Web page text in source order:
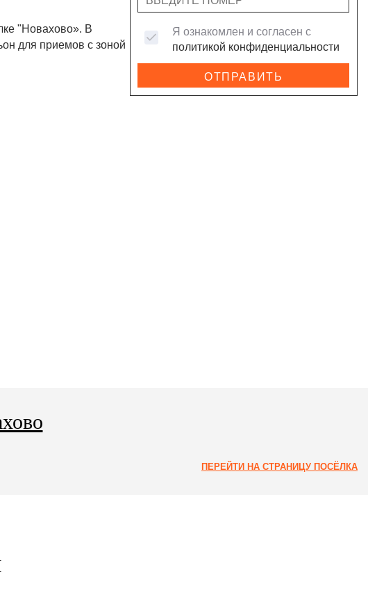
"Новахово». В
для приемов с зоной
Я ознакомлен и согласен с
политикой конфиденциальности
ОТПРАВИТЬ
ПЕРЕЙТИ НА СТРАНИЦУ ПОСЁЛКА